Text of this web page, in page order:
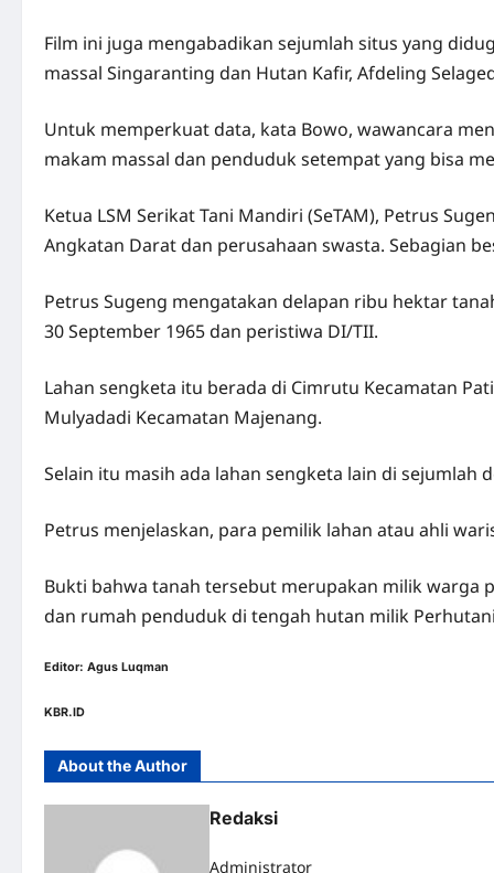
Film ini juga mengabadikan sejumlah situs yang
massal Singaranting dan Hutan Kafir, Afdeling
Untuk memperkuat data, kata Bowo, wawancara
makam massal dan penduduk setempat yang bisa
Ketua LSM Serikat Tani Mandiri (SeTAM), Petrus
Angkatan Darat dan perusahaan swasta. Sebagian
Petrus Sugeng mengatakan delapan ribu hektar
30 September 1965 dan peristiwa DI/TII.
Lahan sengketa itu berada di Cimrutu Kecamatan
Mulyadadi Kecamatan Majenang.
Selain itu masih ada lahan sengketa lain di sejumlah
Petrus menjelaskan, para pemilik lahan atau ahli
Bukti bahwa tanah tersebut merupakan milik warga
dan rumah penduduk di tengah hutan milik
Editor: Agus Luqman
KBR.ID
About the Author
Redaksi
Administrator